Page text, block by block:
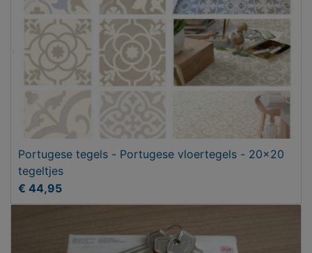
Portugese tegels - Portugese vloertegels - 20x20
tegeltjes
€ 44,95